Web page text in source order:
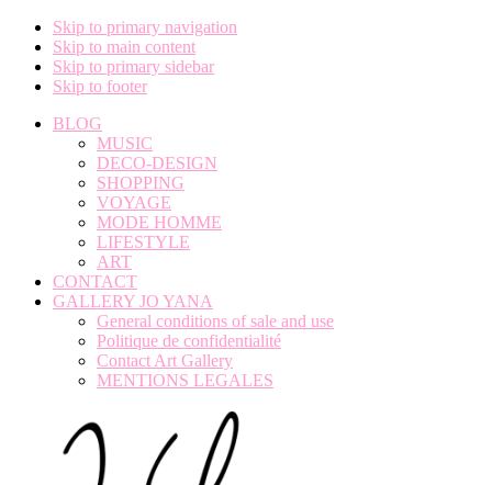
Skip to primary navigation
Skip to main content
Skip to primary sidebar
Skip to footer
BLOG
MUSIC
DECO-DESIGN
SHOPPING
VOYAGE
MODE HOMME
LIFESTYLE
ART
CONTACT
GALLERY JO YANA
General conditions of sale and use
Politique de confidentialité
Contact Art Gallery
MENTIONS LEGALES